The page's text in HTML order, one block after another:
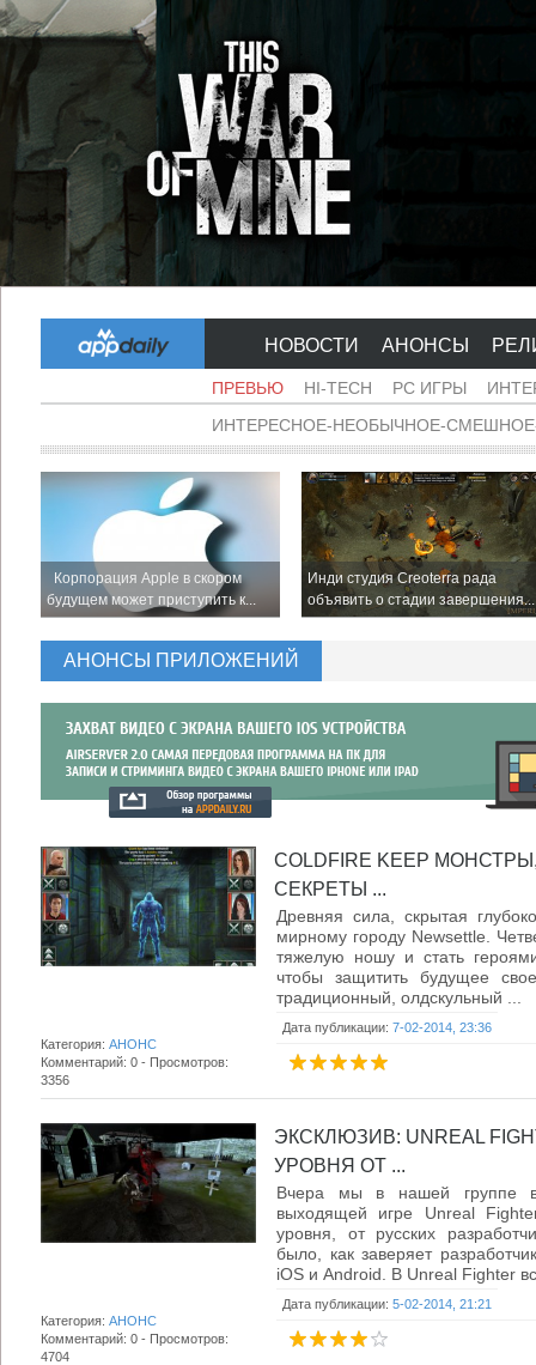
НОВОСТИ АНОНСЫ
ПРЕВЬЮ HI-TECH PC ИГРЫ
ИНТЕРЕСНОЕ-НЕОБЫЧНОЕ-
Корпорация Apple в скором
будущем может приступить к...
Инди студия Creoterra рада
объявить о стадии завершения...
АНОНСЫ ПРИЛОЖЕНИЙ
COLDFIRE KEEP
СЕКРЕТЫ ...
Древняя сила, скрытая
мирному городу Newsettle.
тяжелую ношу и стать
чтобы защитить будущее
традиционный, олдскульный ...
Дата публикации: 7-02-2014, 23:36
Категория: АНОНС
Комментарий: 0 - Просмотров:
3356
ЭКСКЛЮЗИВ: UNREAL
УРОВНЯ ОТ ...
Вчера мы в нашей группе
выходящей игре Unreal
уровня, от русских
было, как заверяет
iOS и Android. В Unreal Fighter
Дата публикации: 5-02-2014, 21:21
Категория: АНОНС
Комментарий: 0 - Просмотров:
4704